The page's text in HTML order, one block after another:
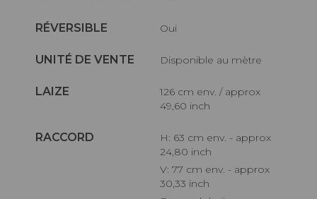
RÉVERSIBLE Oui
UNITÉ DE VENTE Disponible au mètre
LAIZE
126 cm env. / approx
49,60 inch
RACCORD
H: 63 cm env. - approx
24,80 inch
V: 77 cm env. - approx
30,33 inch